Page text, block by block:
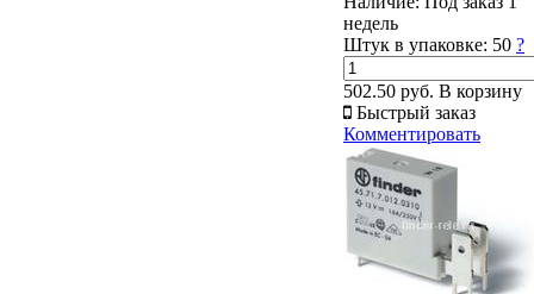
недель
Штук в упаковке: 50 ?
502.50 руб. В корзину
Быстрый заказ
Комментировать